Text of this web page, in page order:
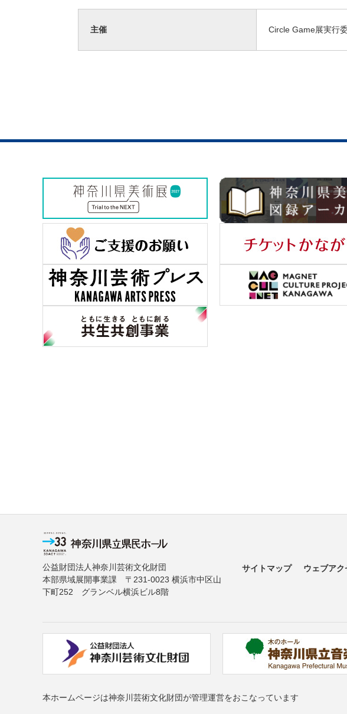
主催 Circle Game展実行
公益財団法人神奈川芸術文化財団
本部県域展開事業課 〒231-0023 横浜市中区山
下町252 グランベル横浜ビル8階
サイトマップ ウェブアク
本ホームページは神奈川芸術文化財団が管理運営をおこなっています